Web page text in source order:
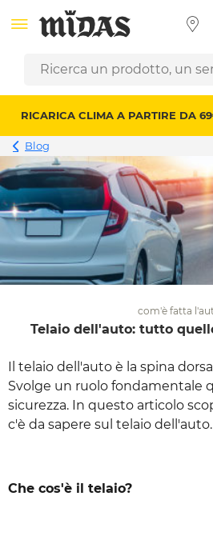
RICARICA CLIMA A PARTIRE DA
Blog
com'è fatta
Telaio dell'auto: tutto
Il telaio dell'auto è la spina
Svolge un ruolo fondamentale
sicurezza. In questo articolo
c'è da sapere sul telaio dell'auto.
Che cos'è il telaio?